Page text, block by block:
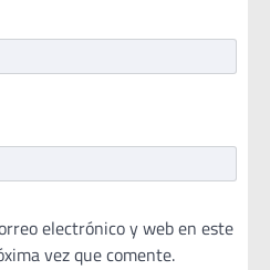
electrónico y web en este
vez que comente.